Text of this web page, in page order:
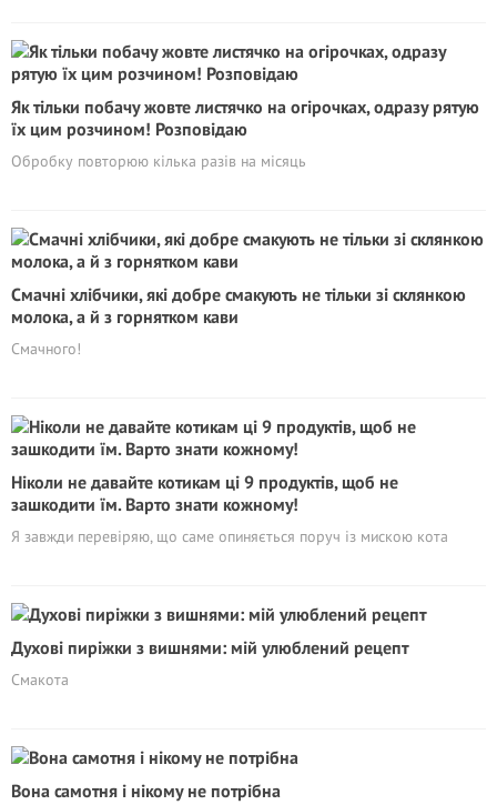
Як тільки побачу жовте листячко на огірочках, одразу рятую
їх цим розчином! Розповідаю
Обробку повторюю кілька разів на місяць
Смачні хлібчики, які добре смакують не тільки зі склянкою
молока, а й з горнятком кави
Смачного!
Ніколи не давайте котикам ці 9 продуктів, щоб не
зашкодити їм. Варто знати кожному!
Я завжди перевіряю, що саме опиняється поруч із мискою кота
Духові пиріжки з вишнями: мій улюблений рецепт
Смакота
Вона самотня і нікому не потрібна